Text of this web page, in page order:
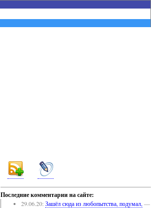
Последние комментарии на сайте:
29.06.20: Зашёл сюда из любопытства, подумал, —